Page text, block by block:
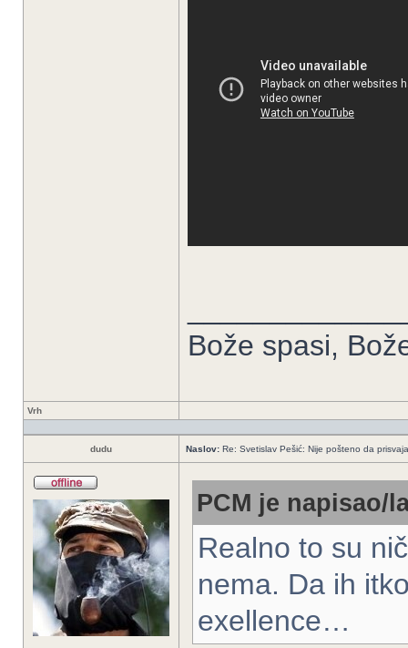
Bože spasi,
Vrh
dudu Naslov: Re: Svetislav Pešić: Nije pošteno da
PCM je napisao/
Realno to su
nema. Da ih
exellence…